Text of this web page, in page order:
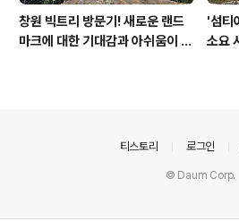
창원 빅트리 방문기! 새로운 랜드
마크에 대한 기대감과 아쉬움이 남
'섬티
소요
티스토리 로그인
© Daum Corp.